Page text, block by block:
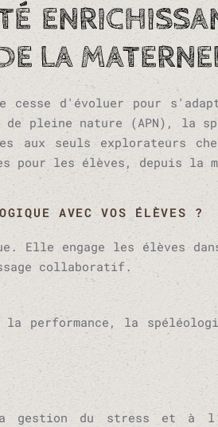
LA
cesse d'évoluer pour
pleine nature (APN), la
aux seuls explorateurs
les élèves, depuis la
AVEC VOS ÉLÈVES ?
engage les élèves
collaboratif.
performance, la
du stress et à